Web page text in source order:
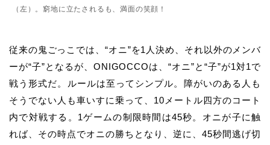
（左）。窮地に立たされるも、満面の笑顔！
従来の鬼ごっこでは、“オニ”を1人決め、それ以外のメンバ
ーが“子”となるが、ONIGOCCOは、“オニ”と“子”が1対1で
戦う形式だ。ルールは至ってシンプル。障がいのある人も
そうでない人も車いすに乗って、10メートル四方のコート
内で対戦する。1ゲームの制限時間は45秒。オニが子に触
れば、その時点でオニの勝ちとなり、逆に、45秒間逃げ切